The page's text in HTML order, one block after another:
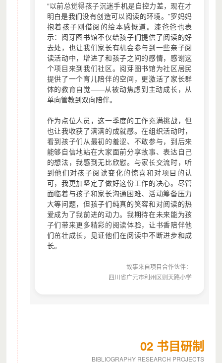
“以前总觉得孩子沉迷手机是自控力差，现在才
明白是我们没有创造可以阅读的环境。”罗妈妈
抱着孩子刚借阅的绘本感慨道。漆爸爸也表
示：阅芽图书馆不仅给孩子们提供了阅读的好
去处，也让我们家长有机会参与到一些亲子阅
读活动中，增进了和孩子之间的感情，感谢这
个项目来到我们社区。阅芽图书馆为社区居民
提供了一个育儿陪伴的空间，更激活了家长群
体的教育自觉——从被动焦虑到主动成长，从
单向管教到双向陪伴。
作为点位人员，这一季度的工作充满挑战，但
也让我收获了满满的成就感。在组织活动时，
看到孩子们从最初的羞涩、不敢参与，到后来
能够自信地站在大家面前分享故事、表达自己
的想法，我感到无比欣慰。与家长交流时，听
到他们对孩子阅读变化的惊喜和对项目的认
可，我更加坚定了做好这份工作的决心。尽管
面临着与孩子和家长沟通困难、活动筹备压力
大等问题，但孩子们纯真的笑容和对阅读的热
爱成为了我前进的动力。我期待在未来能为孩
子们带来更多精彩的阅读体验，让书香陪伴他
们茁壮成长，见证他们在阅读中不断进步和成
长。
故事来自项目合作伙伴：
四川省广元市利州区则天路小学
02 书目研制
BIBLIOGRAPHY RESEARCH PROJECTS